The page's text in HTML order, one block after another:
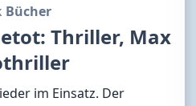
Bücher
Thriller, Max
im Einsatz. Der